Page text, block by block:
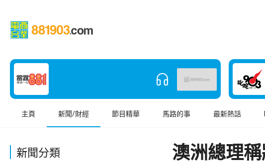
主頁 新聞/財經 節目精華 馬路的事 最新熱話
新聞分類 澳洲總理